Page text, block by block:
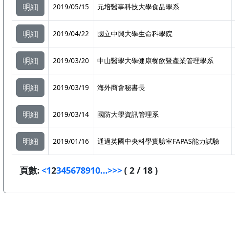
明細 2019/05/15 元培醫事科技大學食品學系
明細 2019/04/22 國立中興大學生命科學院
明細 2019/03/20 中山醫學大學健康餐飲暨產業管理學系
明細 2019/03/19 海外商會秘書長
明細 2019/03/14 國防大學資訊管理系
明細 2019/01/16 通過英國中央科學實驗室FAPAS能力試驗
頁數: <12345678910…>>>( 2 / 18 )